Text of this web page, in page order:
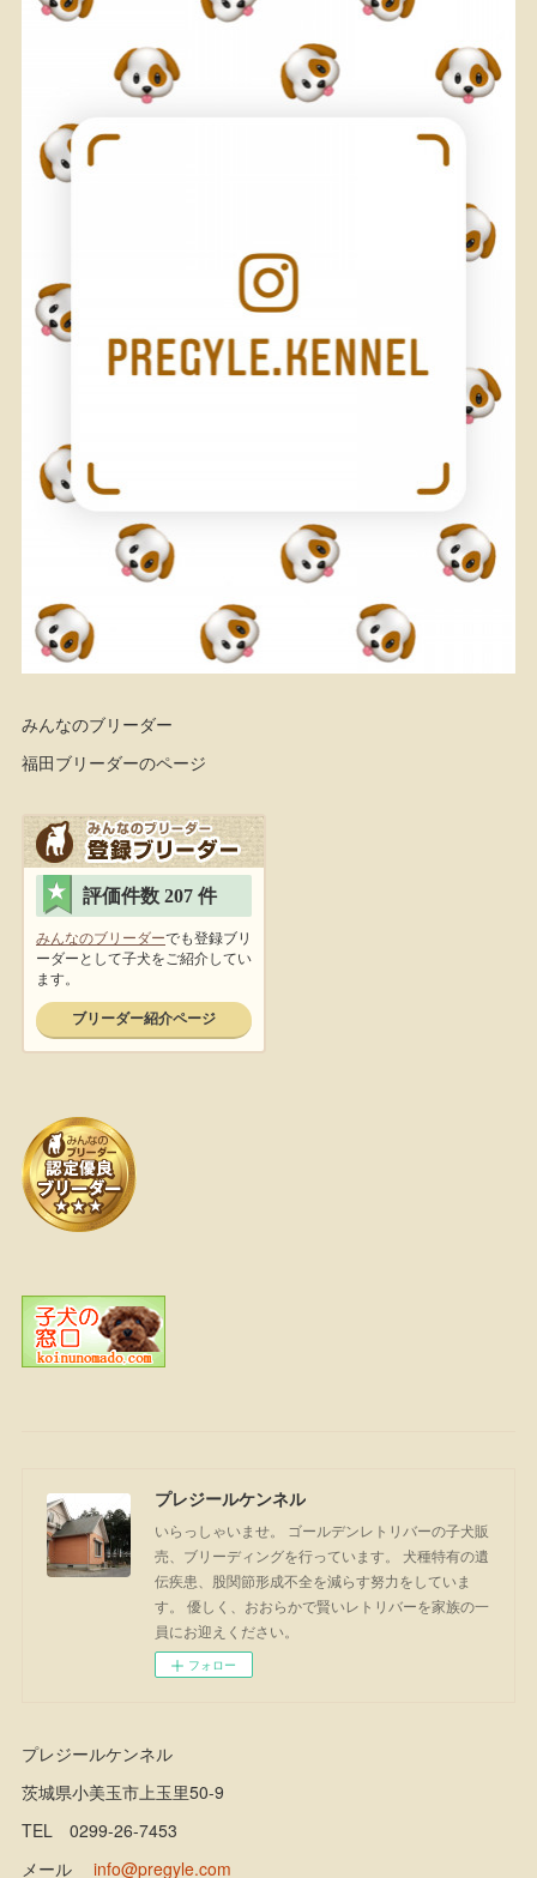
みんなのブリーダー
福田ブリーダーのページ
プレジールケンネル
いらっしゃいませ。 ゴールデンレトリバーの子犬販
売、ブリーディングを行っています。 犬種特有の遺
伝疾患、股関節形成不全を減らす努力をしていま
す。 優しく、おおらかで賢いレトリバーを家族の一
員にお迎えください。
フォロー
プレジールケンネル
茨城県小美玉市上玉里50-9
TEL 0299-26-7453
メールinfo@pregyle.com